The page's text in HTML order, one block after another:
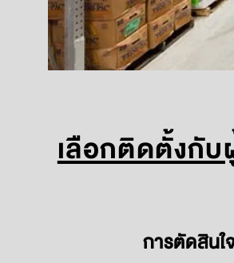
เลือกติดตั้งกับ
การตัดสินใ